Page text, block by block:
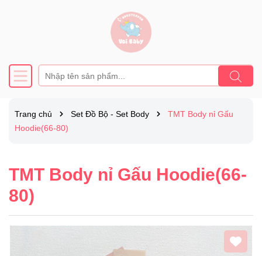
Trang chủ Set Đồ Bộ - Set Body
TMT Body nỉ Gấu
Hoodie(66-80)
TMT Body nỉ Gấu Hoodie(66-
80)